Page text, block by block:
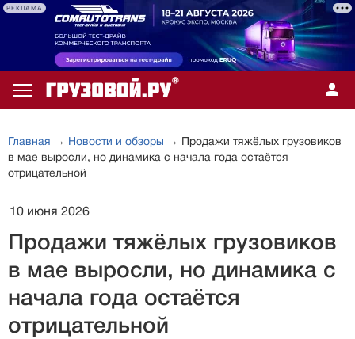
РЕКЛАМА
Главная → Новости и обзоры → Продажи тяжёлых грузовиков
в мае выросли, но динамика с начала года остаётся
отрицательной
10 июня 2026
Продажи тяжёлых грузовиков
в мае выросли, но динамика с
начала года остаётся
отрицательной